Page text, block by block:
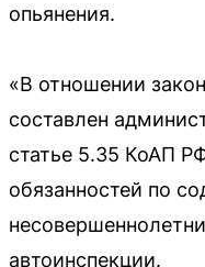
опьянения.
«В отношении
составлен
статье 5.35 КоАП
обязанностей по
автоинспекции.